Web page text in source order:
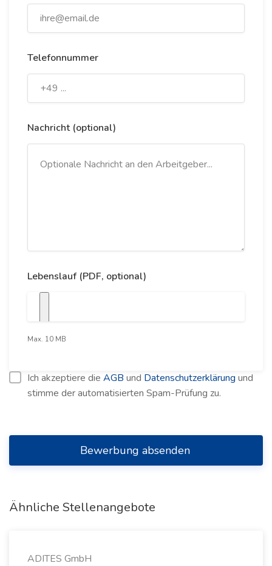
Telefonnummer
Nachricht (optional)
Lebenslauf (PDF, optional)
Max. 10 MB
Ich akzeptiere die AGB und Datenschutzerklärung und
stimme der automatisierten Spam-Prüfung zu.
Bewerbung absenden
Ähnliche Stellenangebote
ADITES GmbH